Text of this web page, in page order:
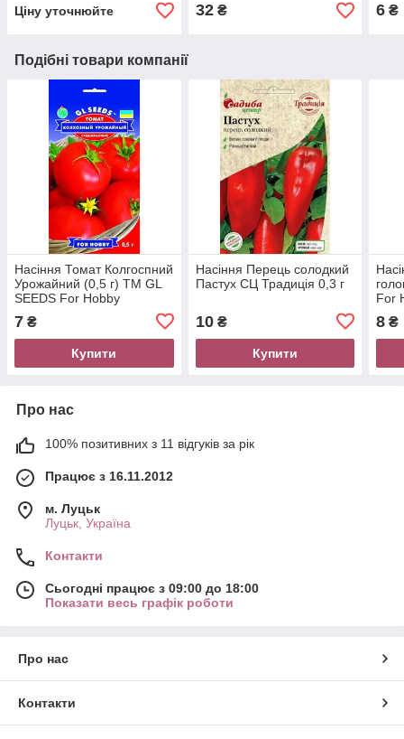
Ціну уточнюйте 32₴ 6 ₴
Подібні товари компанії
Насіння Томат Колгоспний
Урожайний (0,5 г) ТМ GL
SEEDS For Hobby
7 ₴
Купити
Насіння Перець солодкий
Пастух СЦ Традиція 0,3 г
10₴
Купити
For
8 ₴
Про нас
100% позитивних з 11 відгуків за рік
Працює з 16.11.2012
м. Луцьк
Луцьк, Україна
Контакти
Сьогодні працює з 09:00 до 18:00
Показати весь графік роботи
Про нас
Контакти